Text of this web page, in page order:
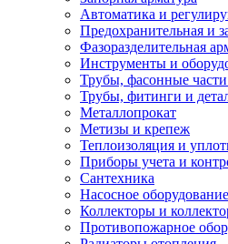
Автоматика и
Предохранительная и
Фазоразделительная
Инструменты и
Трубы, фасонные
Трубы, фитинги и
Металлопрокат
Метизы и крепеж
Теплоизоляция и
Приборы учета и
Сантехника
Насосное оборудование
Коллекторы и
Противопожарное